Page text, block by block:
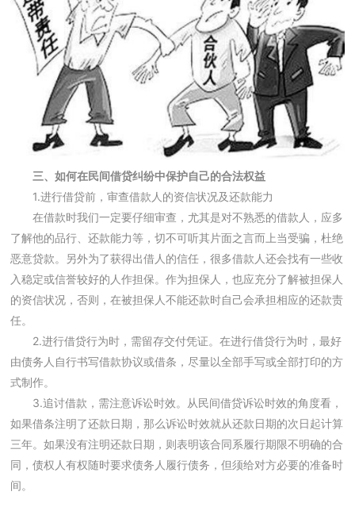
三、如何在民间借贷纠纷中保护自己的合法权益
1.进行借贷前，审查借款人的资信状况及还款能力
在借款时我们一定要仔细审查，尤其是对不熟悉的借款人，应多
了解他的品行、还款能力等，切不可听其片面之言而上当受骗，杜绝
恶意贷款。另外为了获得出借人的信任，很多借款人还会找有一些收
入稳定或信誉较好的人作担保。作为担保人，也应充分了解被担保人
的资信状况，否则，在被担保人不能还款时自己会承担相应的还款责
任。
2.进行借贷行为时，需留存交付凭证。在进行借贷行为时，最好
由债务人自行书写借款协议或借条，尽量以全部手写或全部打印的方
式制作。
3.追讨借款，需注意诉讼时效。从民间借贷诉讼时效的角度看，
如果借条注明了还款日期，那么诉讼时效就从还款日期的次日起计算
三年。如果没有注明还款日期，则表明该合同系履行期限不明确的合
同，债权人有权随时要求债务人履行债务，但须给对方必要的准备时
间。